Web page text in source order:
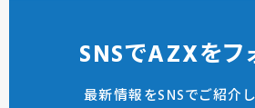
SNSでAZXをフ
最新情報をSNSでご紹介